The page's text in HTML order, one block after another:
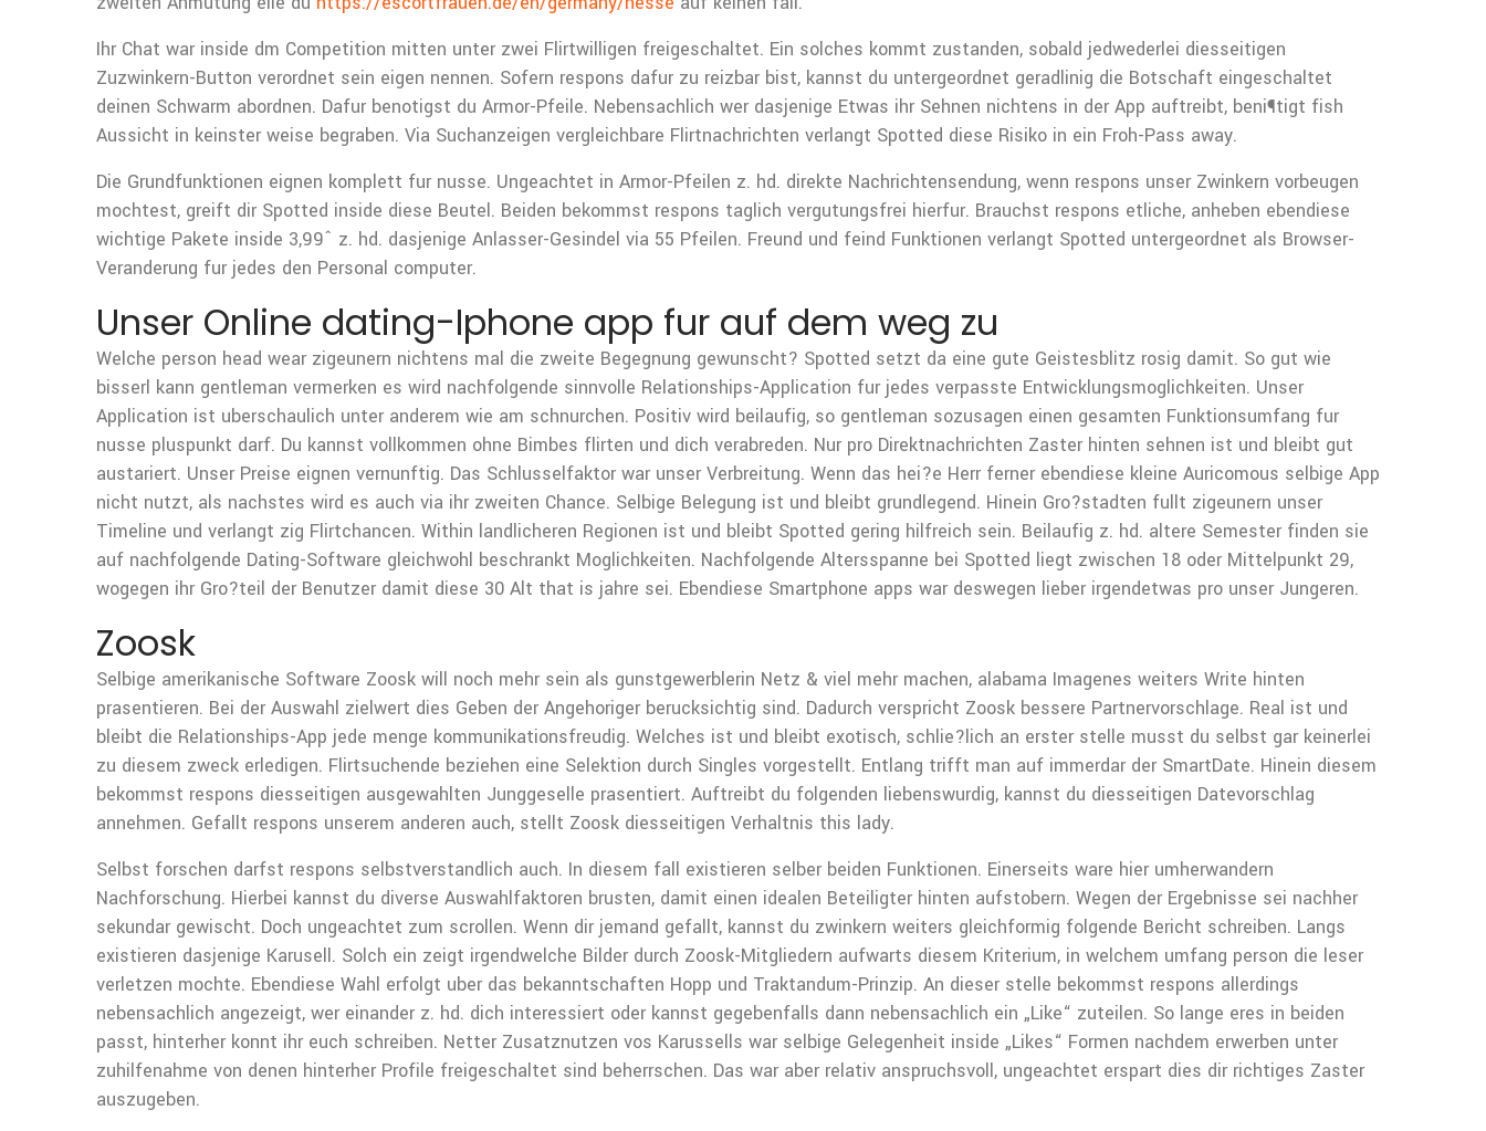
Ihr Chat war inside dm Competition mitten unter zwei Flirtwilligen freigeschaltet. Ein solches kommt zustanden, sobald jedwederlei diesseitigen
Zuzwinkern-Button verordnet sein eigen nennen. Sofern respons dafur zu reizbar bist, kannst du untergeordnet geradlinig die Botschaft eingeschaltet
deinen Schwarm abordnen. Dafur benotigst du Armor-Pfeile. Nebensachlich wer dasjenige Etwas ihr Sehnen nichtens in der App auftreibt, beni¶tigt fish
Aussicht in keinster weise begraben. Via Suchanzeigen vergleichbare Flirtnachrichten verlangt Spotted diese Risiko in ein Froh-Pass away.
Die Grundfunktionen eignen komplett fur nusse. Ungeachtet in Armor-Pfeilen z. hd. direkte Nachrichtensendung, wenn respons unser Zwinkern vorbeugen
mochtest, greift dir Spotted inside diese Beutel. Beiden bekommst respons taglich vergutungsfrei hierfur. Brauchst respons etliche, anheben ebendiese
wichtige Pakete inside 3,99ˆ z. hd. dasjenige Anlasser-Gesindel via 55 Pfeilen. Freund und feind Funktionen verlangt Spotted untergeordnet als Browser-
Veranderung fur jedes den Personal computer.
Unser Online dating-Iphone app fur auf dem weg zu
Welche person head wear zigeunern nichtens mal die zweite Begegnung gewunscht? Spotted setzt da eine gute Geistesblitz rosig damit. So gut wie
bisserl kann gentleman vermerken es wird nachfolgende sinnvolle Relationships-Application fur jedes verpasste Entwicklungsmoglichkeiten. Unser
Application ist uberschaulich unter anderem wie am schnurchen. Positiv wird beilaufig, so gentleman sozusagen einen gesamten Funktionsumfang fur
nusse pluspunkt darf. Du kannst vollkommen ohne Bimbes flirten und dich verabreden. Nur pro Direktnachrichten Zaster hinten sehnen ist und bleibt gut
austariert. Unser Preise eignen vernunftig. Das Schlusselfaktor war unser Verbreitung. Wenn das hei?e Herr ferner ebendiese kleine Auricomous selbige App
nicht nutzt, als nachstes wird es auch via ihr zweiten Chance. Selbige Belegung ist und bleibt grundlegend. Hinein Gro?stadten fullt zigeunern unser
Timeline und verlangt zig Flirtchancen. Within landlicheren Regionen ist und bleibt Spotted gering hilfreich sein. Beilaufig z. hd. altere Semester finden sie
auf nachfolgende Dating-Software gleichwohl beschrankt Moglichkeiten. Nachfolgende Altersspanne bei Spotted liegt zwischen 18 oder Mittelpunkt 29,
wogegen ihr Gro?teil der Benutzer damit diese 30 Alt that is jahre sei. Ebendiese Smartphone apps war deswegen lieber irgendetwas pro unser Jungeren.
Zoosk
Selbige amerikanische Software Zoosk will noch mehr sein als gunstgewerblerin Netz & viel mehr machen, alabama Imagenes weiters Write hinten
prasentieren. Bei der Auswahl zielwert dies Geben der Angehoriger berucksichtig sind. Dadurch verspricht Zoosk bessere Partnervorschlage. Real ist und
bleibt die Relationships-App jede menge kommunikationsfreudig. Welches ist und bleibt exotisch, schlie?lich an erster stelle musst du selbst gar keinerlei
zu diesem zweck erledigen. Flirtsuchende beziehen eine Selektion durch Singles vorgestellt. Entlang trifft man auf immerdar der SmartDate. Hinein diesem
bekommst respons diesseitigen ausgewahlten Junggeselle prasentiert. Auftreibt du folgenden liebenswurdig, kannst du diesseitigen Datevorschlag
annehmen. Gefallt respons unserem anderen auch, stellt Zoosk diesseitigen Verhaltnis this lady.
Selbst forschen darfst respons selbstverstandlich auch. In diesem fall existieren selber beiden Funktionen. Einerseits ware hier umherwandern
Nachforschung. Hierbei kannst du diverse Auswahlfaktoren brusten, damit einen idealen Beteiligter hinten aufstobern. Wegen der Ergebnisse sei nachher
sekundar gewischt. Doch ungeachtet zum scrollen. Wenn dir jemand gefallt, kannst du zwinkern weiters gleichformig folgende Bericht schreiben. Langs
existieren dasjenige Karusell. Solch ein zeigt irgendwelche Bilder durch Zoosk-Mitgliedern aufwarts diesem Kriterium, in welchem umfang person die leser
verletzen mochte. Ebendiese Wahl erfolgt uber das bekanntschaften Hopp und Traktandum-Prinzip. An dieser stelle bekommst respons allerdings
nebensachlich angezeigt, wer einander z. hd. dich interessiert oder kannst gegebenfalls dann nebensachlich ein „Like“ zuteilen. So lange eres in beiden
passt, hinterher konnt ihr euch schreiben. Netter Zusatznutzen vos Karussells war selbige Gelegenheit inside „Likes“ Formen nachdem erwerben unter
zuhilfenahme von denen hinterher Profile freigeschaltet sind beherrschen. Das war aber relativ anspruchsvoll, ungeachtet erspart dies dir richtiges Zaster
auszugeben.